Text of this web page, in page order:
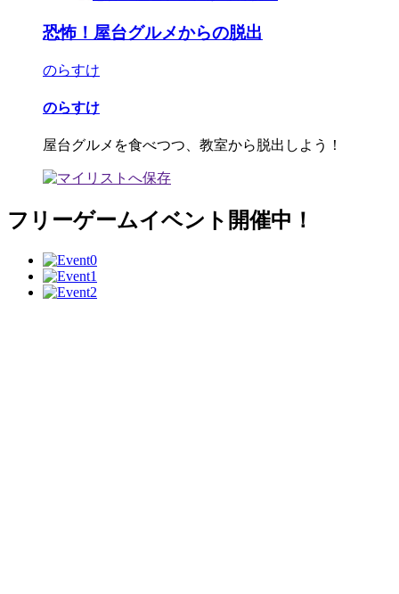
恐怖！屋台グルメからの脱出
のらすけ
のらすけ
屋台グルメを食べつつ、教室から脱出しよう！
フリーゲームイベント開催中！